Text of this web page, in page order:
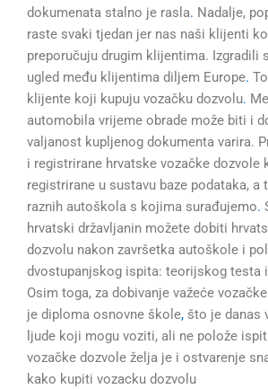
dokumenata stalno je rasla. Nadalje,
raste svaki tjedan jer nas naši klijenti
preporučuju drugim klijentima. Izgradili
ugled među klijentima diljem Europe.
klijente koji kupuju vozačku dozvolu.
automobila vrijeme obrade može biti i
valjanost kupljenog dokumenta varira.
i registrirane hrvatske vozačke dozvole
registrirane u sustavu baze podataka, a
raznih autoškola s kojima surađujemo.
hrvatski državljanin možete dobiti
dozvolu nakon završetka autoškole i
dvostupanjskog ispita: teorijskog testa
Osim toga, za dobivanje važeće
je diploma osnovne škole, što je danas
ljude koji mogu voziti, ali ne polože
vozačke dozvole želja je i ostvarenje
kako kupiti vozacku dozvolu